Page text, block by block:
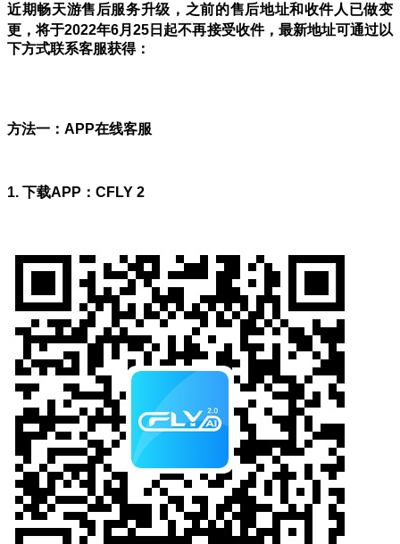
近期畅天游售后服务升级，之前的售后地址和收件人已做变
更，将于2022年6月25日起不再接受收件，最新地址可通过以
下方式联系客服获得：
方法一：APP在线客服
1. 下载APP：CFLY 2